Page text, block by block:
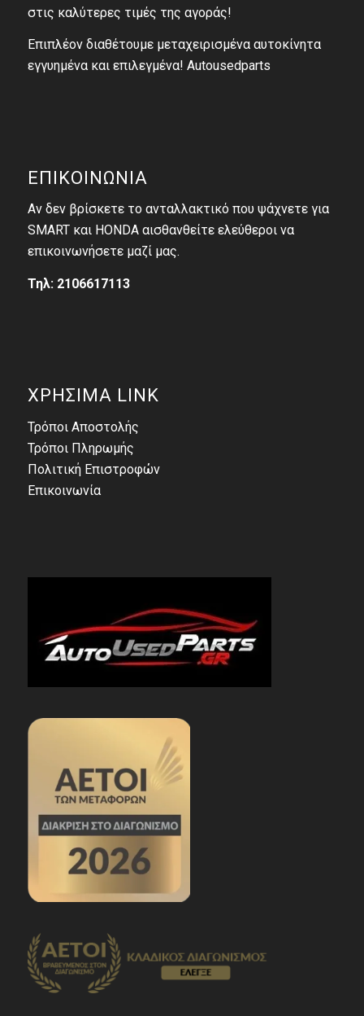
στις καλύτερες τιμές της αγοράς!
Επιπλέον διαθέτουμε μεταχειρισμένα αυτοκίνητα
εγγυημένα και επιλεγμένα! Autousedparts
ΕΠΙΚΟΙΝΩΝΙΑ
Αν δεν βρίσκετε το ανταλλακτικό που ψάχνετε για
SMART και HONDA αισθανθείτε ελεύθεροι να
επικοινωνήσετε μαζί μας.
Τηλ: 2106617113
ΧΡΗΣΙΜΑ LINK
Τρόποι Αποστολής
Τρόποι Πληρωμής
Πολιτική Επιστροφών
Επικοινωνία